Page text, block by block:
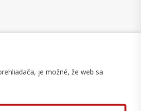
je možné, že web sa